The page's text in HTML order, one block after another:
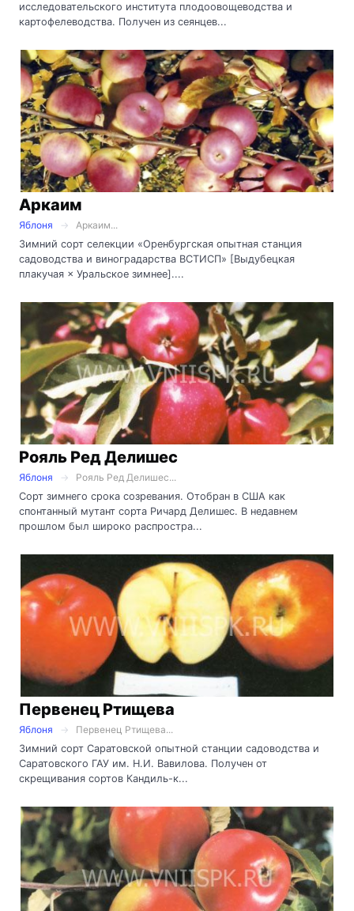
исследовательского института плодоовощеводства и
картофелеводства. Получен из сеянцев...
Аркаим
Яблоня
Аркаим...
Зимний сорт селекции «Оренбургская опытная станция
садоводства и виноградарства ВСТИСП» [Выдубецкая
плакучая × Уральское зимнее]....
Рояль Ред Делишес
Яблоня
Рояль Ред Делишес...
Сорт зимнего срока созревания. Отобран в США как
спонтанный мутант сорта Ричард Делишес. В недавнем
прошлом был широко распростра...
Первенец Ртищева
Яблоня
Первенец Ртищева...
Зимний сорт Саратовской опытной станции садоводства и
Саратовского ГАУ им. Н.И. Вавилова. Получен от
скрещивания сортов Кандиль-к...